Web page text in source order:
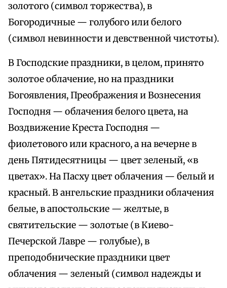
золотого (символ торжества), в
Богородичные — голубого или белого
(символ невинности и девственной чистоты).
В Господские праздники, в целом, принято
золотое облачение, но на праздники
Богоявления, Преображения и Вознесения
Господня — облачения белого цвета, на
Воздвижение Креста Господня —
фиолетового или красного, а на вечерне в
день Пятидесятницы — цвет зеленый, «в
цветах». На Пасху цвет облачения — белый и
красный. В ангельские праздники облачения
белые, в апостольские — желтые, в
святительские — золотые (в Киево-
Печерской Лавре — голубые), в
преподобнические праздники цвет
облачения — зеленый (символ надежды и